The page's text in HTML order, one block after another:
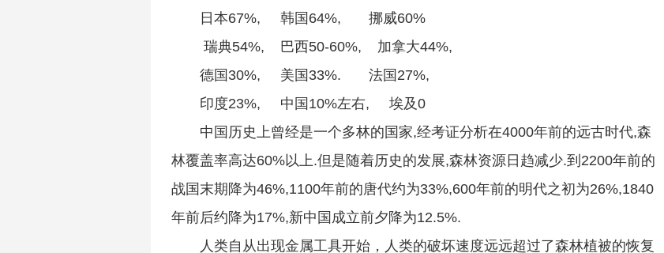
日本67%, 韩国64%, 挪威60%
瑞典54%, 巴西50-60%, 加拿大44%,
德国30%, 美国33%. 法国27%,
印度23%, 中国10%左右, 埃及0
中国历史上曾经是一个多林的国家,经考证分析在4000年前的远古时代,森
林覆盖率高达60%以上.但是随着历史的发展,森林资源日趋减少.到2200年前的
战国末期降为46%,1100年前的唐代约为33%,600年前的明代之初为26%,1840
年前后约降为17%,新中国成立前夕降为12.5%.
人类自从出现金属工具开始，人类的破坏速度远远超过了森林植被的恢复